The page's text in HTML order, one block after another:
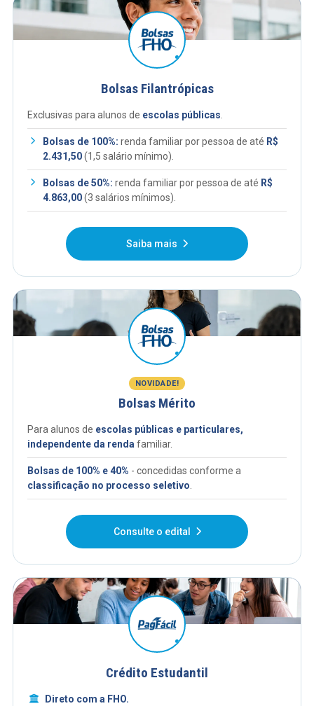
Bolsas Filantrópicas
Exclusivas para alunos de escolas públicas
Bolsas de 100%: renda familiar por pessoa de até R$
2.431,50(1,5 salário mínimo).
Bolsas de 50%: renda familiar por pessoa de até R$
4.863,00(3 salários mínimos).
Saiba mais
NOVIDADE!
Bolsas Mérito
Para alunos de escolas públicas e particulares,
independente da renda familiar.
Bolsas de 100% e 40% - concedidas conforme a
classificação no processo seletivo
Consulte o edital
Crédito Estudantil
Direto com a FHO.